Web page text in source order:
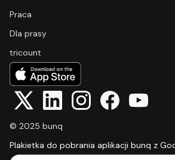
Praca
Dla prasy
tricount
© 2025 bunq
Plakietka do pobrania aplikacji bunq z
Select Language